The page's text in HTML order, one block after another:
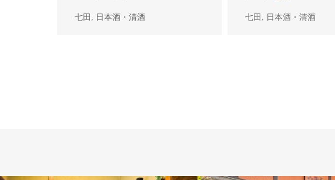
七田 日本酒・清酒 七田 日本酒・清酒